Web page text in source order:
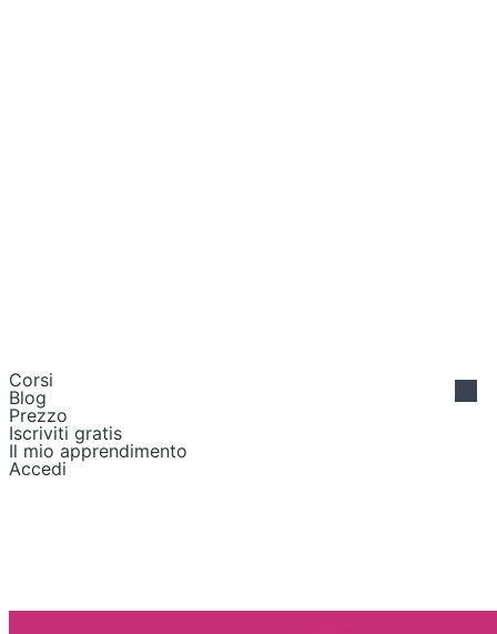
Corsi
Blog
Prezzo
Iscriviti gratis
Il mio apprendimento
Accedi